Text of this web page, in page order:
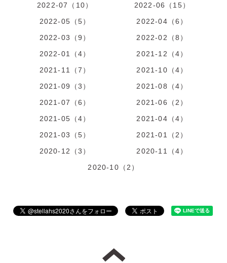
2022-07（10）
2022-06（15）
2022-05（5）
2022-04（6）
2022-03（9）
2022-02（8）
2022-01（4）
2021-12（4）
2021-11（7）
2021-10（4）
2021-09（3）
2021-08（4）
2021-07（6）
2021-06（2）
2021-05（4）
2021-04（4）
2021-03（5）
2021-01（2）
2020-12（3）
2020-11（4）
2020-10（2）